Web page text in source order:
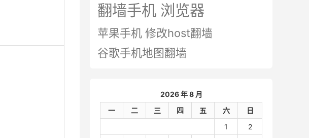
翻墙手机 浏览器
苹果手机 修改host翻墙
谷歌手机地图翻墙
2026 年 8 月
一
二 三 四 五 六
日
1
2